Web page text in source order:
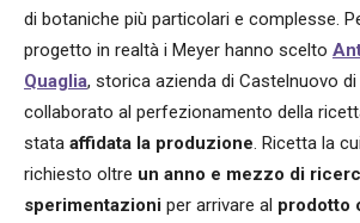
di botaniche più particolari e complesse.
progetto in realtà i Meyer hanno scelto
Quaglia, storica azienda di Castelnuovo
collaborato al perfezionamento della
stata affidata la produzione. Ricetta la
richiesto oltre un anno e mezzo di
sperimentazioni per arrivare al prodotto